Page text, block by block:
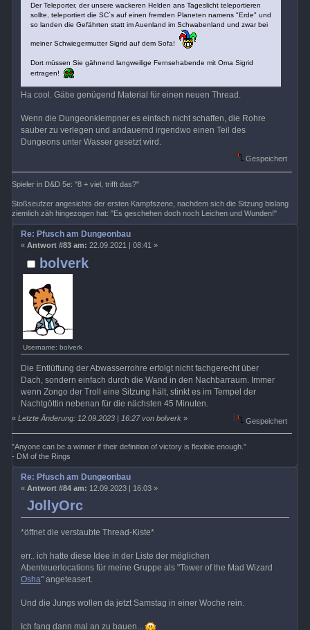
Der Teleporter, der unsere wackeren Helden ans Tageslicht teleportieren
sollte, teleportiert die SC´s auf einen fremden Planeten namens "Erde" und
so landen die Gefährten statt im Auenland im Schwabenland und zwar bei
meiner Schwiegermutter Sigrid auf dem Sofa!
Dort müssen Sie gähnend langweilige Fernsehabende mit Oma Sigrid
ertragen!
Ha cool. Gäbe genügend Material für einen neuen Thread.
Wenn die Dungeonklempner es einfach nicht schaffen, die Rohre
sauber zu verlegen und andauernd irgendwo einen Teil des
Dungeons unter Wasser gesetzt wird.
Gespeichert
Spieler in D&D 5e: "8 + viel, trifft das?"
Stoßseufzer angesichts der ersten Kampfszene, nachdem sich die Sitzung bislang
ziemlich zäh hingezogen hat: "Es geschehen doch noch Leichen und Wunden!"
bolverk
Username: bolverk
Re: Pfusch am Dungeonbau
« Antwort #83 am: 22.09.2021 | 08:41 »
Die Entlüftung der Abwasserrohre erfolgt nicht fachgerecht über
Dach, sondern einfach durch die Wand in den Nachbarraum. Immer
wenn Zongo der Troll eine Sitzung hält, stinkt es im Tempel der
Nachtgöttin nebenan für die nächsten 45 Minuten.
«Letzte Änderung: 12.09.2023 | 16:27 von bolverk » Gespeichert
"Anyone can be a winner if their definition of victory is flexible enough."
- DM of the Rings
JollyOrc
Re: Pfusch am Dungeonbau
« Antwort #84 am: 12.09.2023 | 16:03 »
*öffnet die verstaubte Thread-Kiste*
err.. ich hatte diese Idee in der Liste der möglichen
Abenteuerlocations für meine Gruppe als "Tower of the Mad Wizard
Osha" angeteasert.
Und die Jungs wollen da jetzt Samstag in einer Woche rein.
Ich fang dann mal an zu bauen...